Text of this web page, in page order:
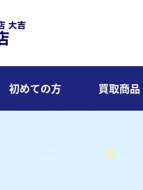
初めての方 買取商品